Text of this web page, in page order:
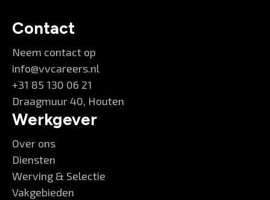
Contact
Neem contact op
info@vvcareers.nl
+31 85 130 06 21
Draagmuur 40, Houten
Werkgever
Over ons
Diensten
Werving & Selectie
Vakgebieden